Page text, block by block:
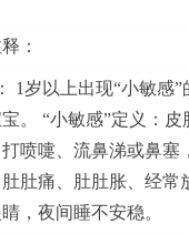
：
1岁以上出现“小敏感
。 “小敏感”定义：
喷嚏、流鼻涕或鼻塞
肚痛、肚肚胀、经常
，夜间睡不安稳。